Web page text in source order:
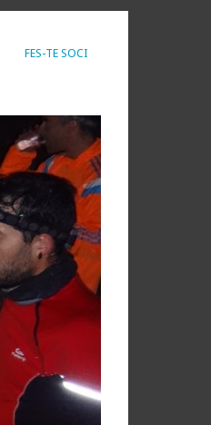
FES-TE SOCI